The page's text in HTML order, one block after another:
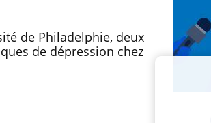
de Philadelphie, deux
de dépression chez